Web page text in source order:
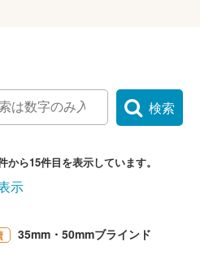
検索
ら15件目を表示しています。
示
35mm・50mmブラインド